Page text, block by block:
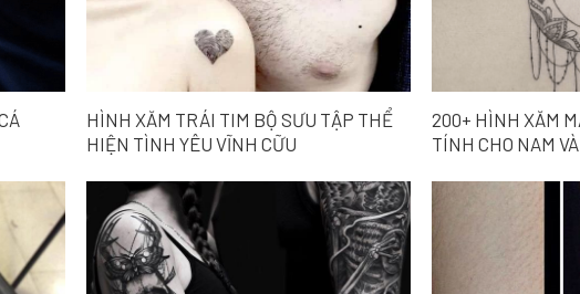
HÌNH XĂM TRÁI TIM BỘ SƯU TẬP THỂ
HIỆN TÌNH YÊU VĨNH CỮU
200+ HÌNH XĂM
TÍNH CHO NAM